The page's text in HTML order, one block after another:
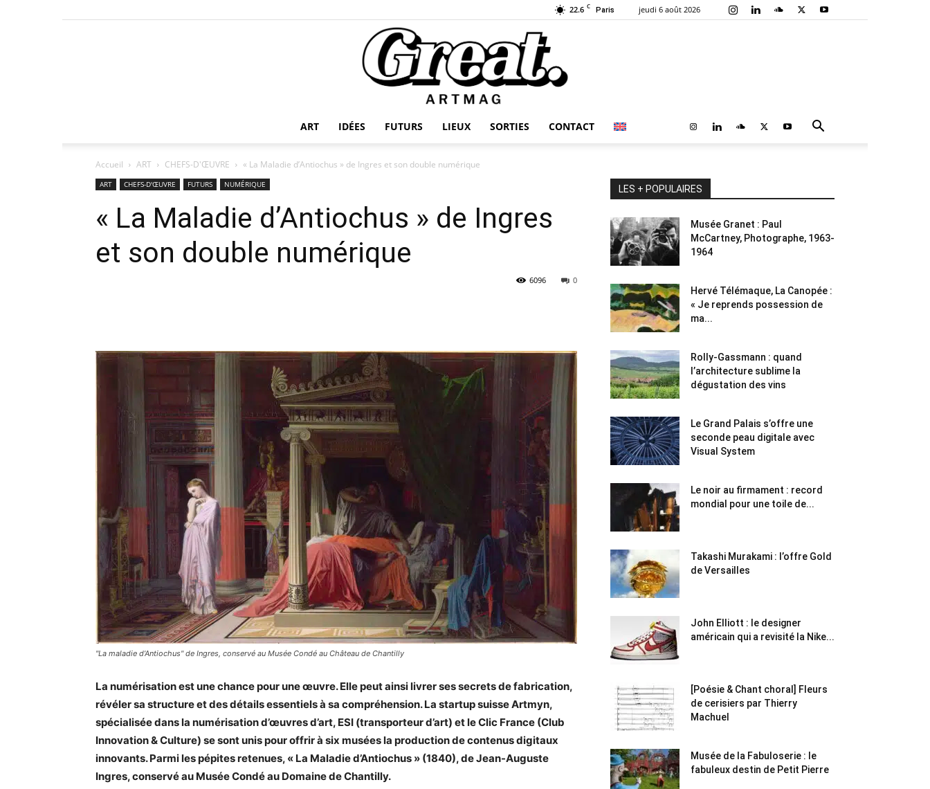
22.6 C Paris jeudi 6 août 2026
ART IDÉES FUTURS LIEUX SORTIES CONTACT
Accueil ART CHEFS-D'ŒUVRE « La Maladie d’Antiochus » de Ingres et son double numérique
ART CHEFS-D'ŒUVRE FUTURS NUMÉRIQUE
« La Maladie d’Antiochus » de Ingres
et son double numérique
0
6096
"La maladie d’Antiochus" de Ingres, conservé au Musée Condé au Château de Chantilly
La numérisation est une chance pour une œuvre. Elle peut ainsi livrer ses secrets de fabrication,
révéler sa structure et des détails essentiels à sa compréhension. La startup suisse Artmyn,
spécialisée dans la numérisation d’œuvres d’art, ESI (transporteur d’art) et le Clic France (Club
Innovation & Culture) se sont unis pour offrir à six musées la production de contenus digitaux
innovants. Parmi les pépites retenues, « La Maladie d’Antiochus » (1840), de Jean-Auguste
Ingres, conservé au Musée Condé au Domaine de Chantilly.
LES + POPULAIRES
Musée Granet : Paul
McCartney, Photographe, 1963-
1964
Hervé Télémaque, La Canopée :
« Je reprends possession de
ma...
Rolly-Gassmann : quand
l’architecture sublime la
dégustation des vins
Le Grand Palais s’offre une
seconde peau digitale avec
Visual System
Le noir au firmament : record
mondial pour une toile de...
Takashi Murakami : l’offre Gold
de Versailles
John Elliott : le designer
américain qui a revisité la Nike...
[Poésie & Chant choral] Fleurs
de cerisiers par Thierry
Machuel
Musée de la Fabuloserie : le
fabuleux destin de Petit Pierre